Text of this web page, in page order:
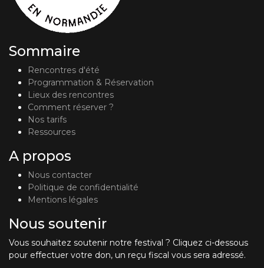
Sommaire
Rencontres d'été
Programmation & Réservation
Lieux des rencontres
Comment réserver ?
Nos tarifs
Ressources
A propos
Nous contacter
Politique de confidentialité
Mentions légales
Nous soutenir
Vous souhaitez soutenir notre festival ? Cliquez ci-dessous
pour effectuer votre don, un reçu fiscal vous sera adressé.